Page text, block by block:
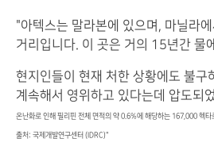
"아텍스는 말라본에 있으며, 마닐라
거리입니다. 이 곳은 거의 15년간 물
현지인들이 현재 처한 상황에도 불구
계속해서 영위하고 있다는데 압도되
온난화로 인해 필리핀 전체 면적의 약 0.6%에 해당하는 167,000 헥타
출처: 국제개발연구센터 (IDRC)"